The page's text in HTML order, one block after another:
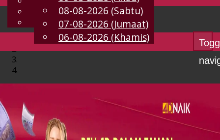
MS
Chinese
Malay
08-08-2026 (Sabtu)
07-08-2026 (Jumaat)
06-08-2026 (Khamis)